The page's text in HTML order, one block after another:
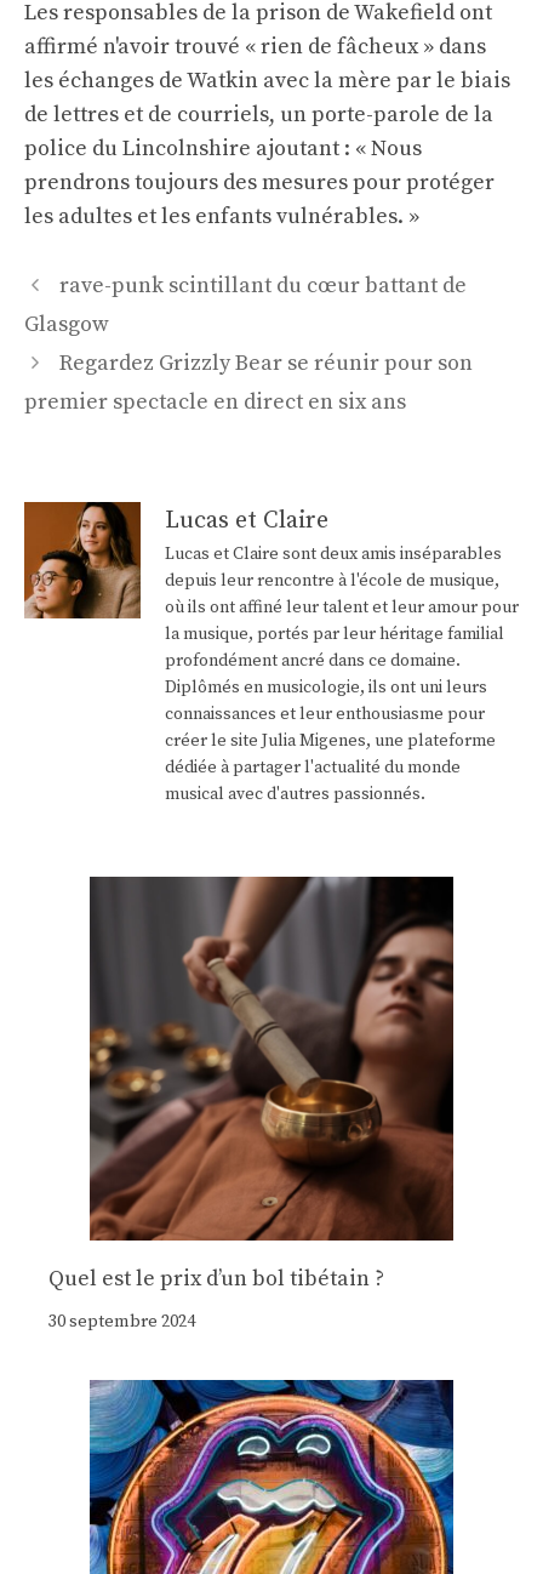
Les responsables de la prison de Wakefield ont
affirmé n'avoir trouvé « rien de fâcheux » dans
les échanges de Watkin avec la mère par le biais
de lettres et de courriels, un porte-parole de la
police du Lincolnshire ajoutant : « Nous
prendrons toujours des mesures pour protéger
les adultes et les enfants vulnérables. »
Navigation
des
rave-punk scintillant du cœur battant de
Glasgow
Regardez Grizzly Bear se réunir pour son
premier spectacle en direct en six ans
Lucas et Claire
Lucas et Claire sont deux amis inséparables
depuis leur rencontre à l'école de musique,
où ils ont affiné leur talent et leur amour pour
la musique, portés par leur héritage familial
profondément ancré dans ce domaine.
Diplômés en musicologie, ils ont uni leurs
connaissances et leur enthousiasme pour
créer le site Julia Migenes, une plateforme
dédiée à partager l'actualité du monde
musical avec d'autres passionnés.
Quel est le prix d’un bol tibétain ?
30 septembre 2024